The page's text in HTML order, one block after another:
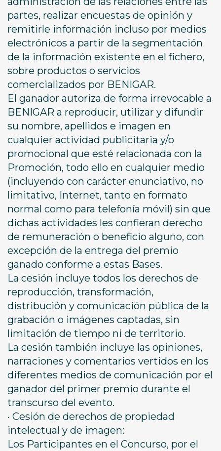
partes, realizar encuestas de opinión y
remitirle información incluso por medios
electrónicos a partir de la segmentación
de la información existente en el fichero,
sobre productos o servicios
comercializados por BENIGAR.
El ganador autoriza de forma irrevocable a
BENIGAR a reproducir, utilizar y difundir
su nombre, apellidos e imagen en
cualquier actividad publicitaria y/o
promocional que esté relacionada con la
Promoción, todo ello en cualquier medio
(incluyendo con carácter enunciativo, no
limitativo, Internet, tanto en formato
normal como para telefonía móvil) sin que
dichas actividades les confieran derecho
de remuneración o beneficio alguno, con
excepción de la entrega del premio
ganado conforme a estas Bases.
La cesión incluye todos los derechos de
reproducción, transformación,
distribución y comunicación pública de la
grabación o imágenes captadas, sin
limitación de tiempo ni de territorio.
La cesión también incluye las opiniones,
narraciones y comentarios vertidos en los
diferentes medios de comunicación por el
ganador del primer premio durante el
transcurso del evento.
· Cesión de derechos de propiedad
intelectual y de imagen:
Los Participantes en el Concurso, por el